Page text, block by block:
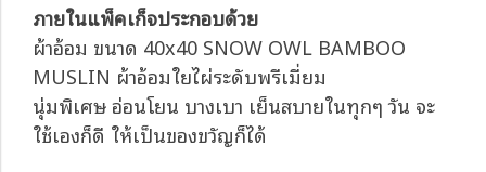
ภายในแพ็คเก็จประกอบด้วย
ผ้าอ้อม ขนาด 40x40 SNOW OWL BAMBOO
MUSLIN ผ้าอ้อมใยไผ่ระดับพรีเมี่ยม
นุ่มพิเศษ อ่อนโยน บางเบา เย็นสบายในทุกๆ วัน จะ
ใช้เองก็ดี ให้เป็นของขวัญก็ได้